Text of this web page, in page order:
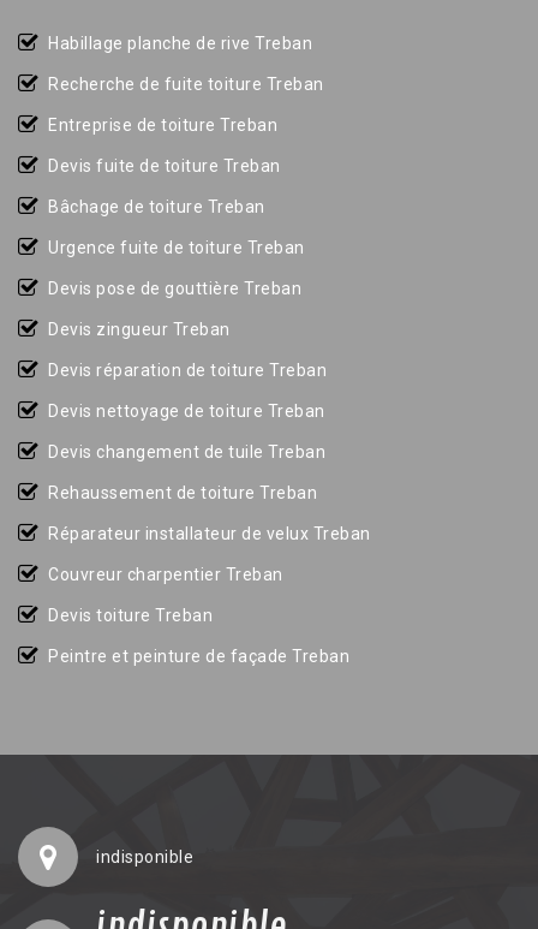
Habillage planche de rive Treban
Recherche de fuite toiture Treban
Entreprise de toiture Treban
Devis fuite de toiture Treban
Bâchage de toiture Treban
Urgence fuite de toiture Treban
Devis pose de gouttière Treban
Devis zingueur Treban
Devis réparation de toiture Treban
Devis nettoyage de toiture Treban
Devis changement de tuile Treban
Rehaussement de toiture Treban
Réparateur installateur de velux Treban
Couvreur charpentier Treban
Devis toiture Treban
Peintre et peinture de façade Treban
indisponible